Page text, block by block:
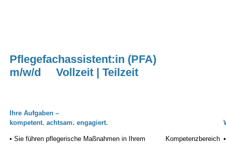
Pflegefachassistent:in (PFA)
m/w/d Vollzeit | Teilzeit
Ihre Aufgaben –
kompetent. achtsam. engagiert.
• Sie führen pflegerische Maßnahmen in Ihrem Kompetenzbereich